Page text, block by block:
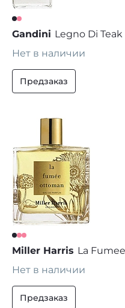
Gandini Legno Di Teak
Нет в наличии
Предзаказ
Miller Harris La
Нет в наличии
Предзаказ